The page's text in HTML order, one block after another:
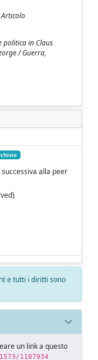
politica in Claus
/ Guerra,
alla peer
e tutti i diritti sono
un link a questo
1107934